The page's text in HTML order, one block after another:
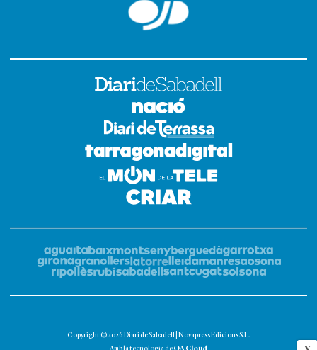
Copyright © 2026 Diari de Sabadell | Novapress Edicions S.L.
Amb la tecnologia de OA Cloud